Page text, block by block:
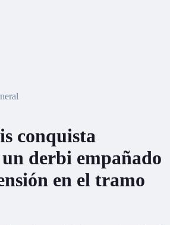
conquista
derbi empañado
en el tramo